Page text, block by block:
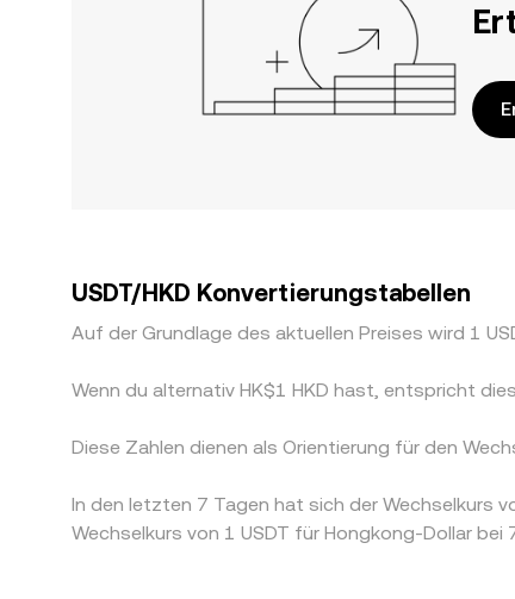
USDT/HKD Konvertierungstabellen
Auf der Grundlage des aktuellen Preises wird 1
Wenn du alternativ HK$1 HKD hast, entspricht
Diese Zahlen dienen als Orientierung für den
In den letzten 7 Tagen hat sich der Wechselkurs
Wechselkurs von 1 USDT für Hongkong-Dollar